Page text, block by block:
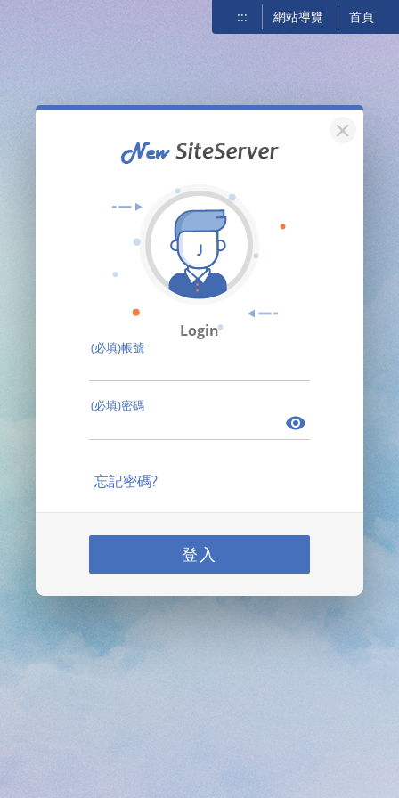
::: 網站導覽 首頁
關閉
Login
(必填)帳號
(必填)密碼
忘記密碼?
登入